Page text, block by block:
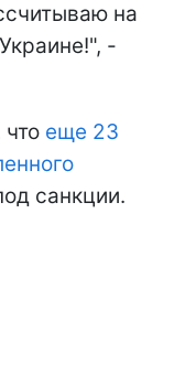
на
-
еще 23
санкции.